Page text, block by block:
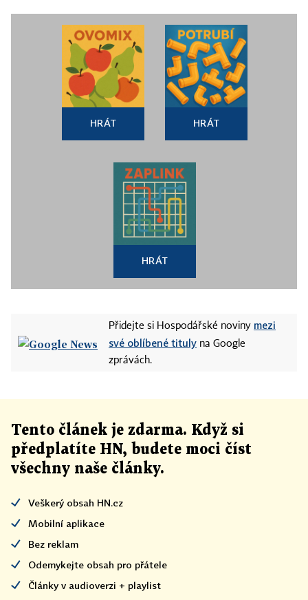
HRÁT HRÁT
HRÁT
Přidejte si Hospodářské noviny mezi
své oblíbené tituly na Google
zprávách.
Tento článek je zdarma. Když si
předplatíte HN, budete moci číst
všechny naše články.
Veškerý obsah HN.cz
Mobilní aplikace
Bez reklam
Odemykejte obsah pro přátele
Články v audioverzi + playlist